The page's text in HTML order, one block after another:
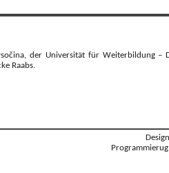
der Universität für Weiterbildung –
Raabs.